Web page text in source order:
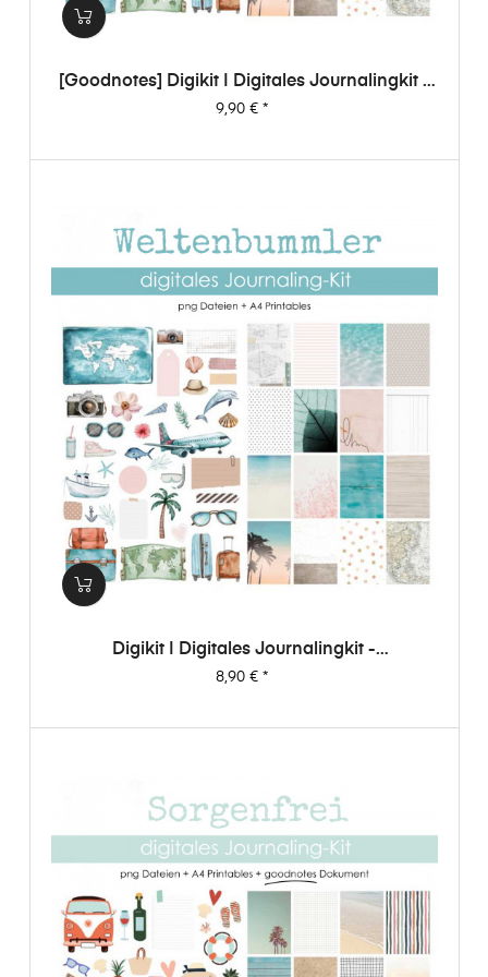
[Goodnotes] Digikit | Digitales Journalingkit -
Weltenbummler
Preis
9,90 €*
Digikit | Digitales Journalingkit -
Weltenbummler
Preis
8,90 €*